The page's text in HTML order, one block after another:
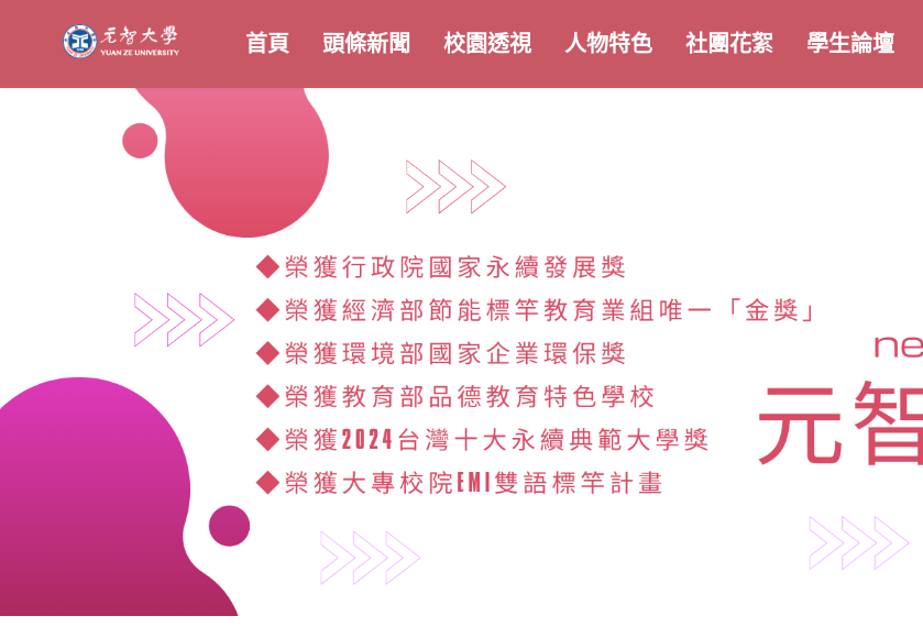
首頁 頭條新聞 校園透視 人物特色 社團花絮 學生論壇